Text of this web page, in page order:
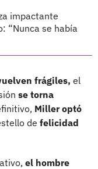
impactante
“Nunca se había
frágiles, el
se torna
Miller optó
de felicidad
el hombre